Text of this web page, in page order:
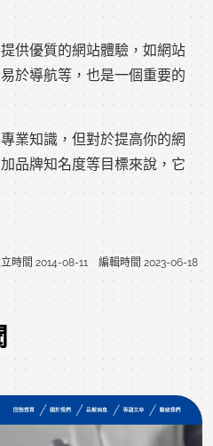
提供優質的網站體驗，如網站
於導航等，也是一個重要的
業知識，但對於提高你的網
品牌知名度等目標來說，它
時間 2014-08-11 編輯時間 2023-06-18